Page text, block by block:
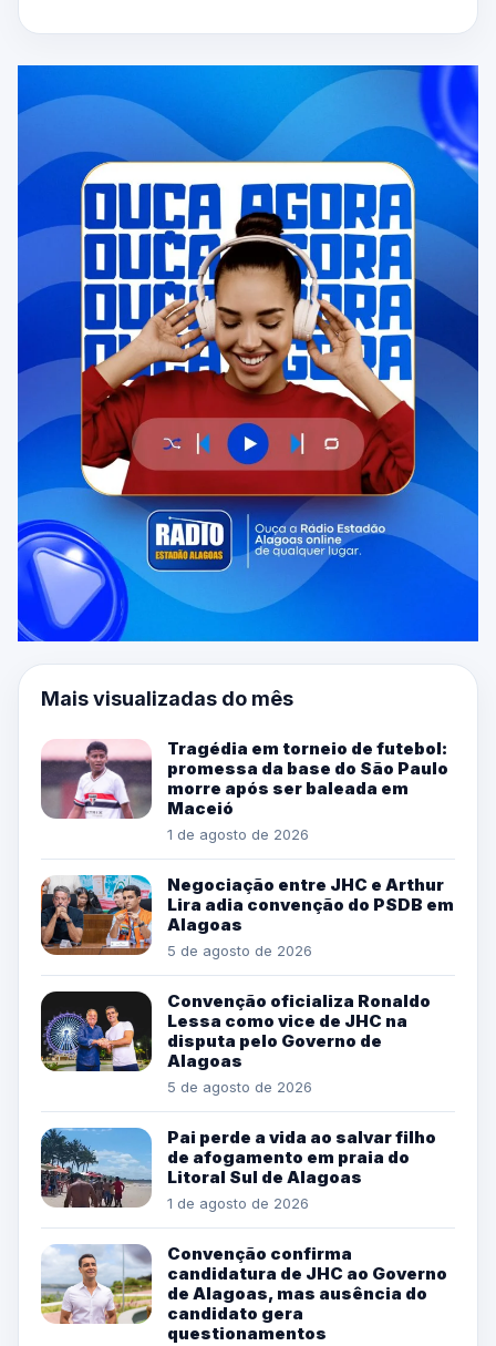
Mais visualizadas do mês
Tragédia em torneio de futebol:
promessa da base do São Paulo
morre após ser baleada em
Maceió
1 de agosto de 2026
Negociação entre JHC e Arthur
Lira adia convenção do PSDB em
Alagoas
5 de agosto de 2026
Convenção oficializa Ronaldo
Lessa como vice de JHC na
disputa pelo Governo de
Alagoas
5 de agosto de 2026
Pai perde a vida ao salvar filho
de afogamento em praia do
Litoral Sul de Alagoas
1 de agosto de 2026
Convenção confirma
candidatura de JHC ao Governo
de Alagoas, mas ausência do
candidato gera
questionamentos